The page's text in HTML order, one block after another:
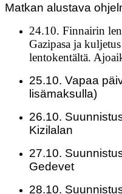
Matkan alustava
24.10. Finnairin
Gazipasa ja
lentokentältä.
25.10. Vapaa
lisämaksulla)
26.10.
Kizilalan
27.10.
Gedevet
28.10.